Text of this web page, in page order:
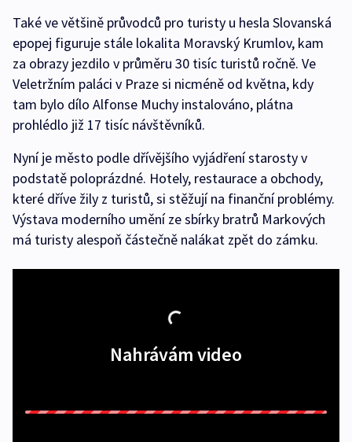
Také ve většině průvodců pro turisty u hesla Slovanská
epopej figuruje stále lokalita Moravský Krumlov, kam
za obrazy jezdilo v průměru 30 tisíc turistů ročně. Ve
Veletržním paláci v Praze si nicméně od května, kdy
tam bylo dílo Alfonse Muchy instalováno, plátna
prohlédlo již 17 tisíc návštěvníků.
Nyní je město podle dřívějšího vyjádření starosty v
podstatě poloprázdné. Hotely, restaurace a obchody,
které dříve žily z turistů, si stěžují na finanční problémy.
Výstava moderního umění ze sbírky bratrů Markových
má turisty alespoň částečně nalákat zpět do zámku.
Nahrávám video